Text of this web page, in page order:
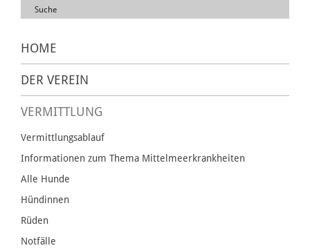
HOME
DER VEREIN
VERMITTLUNG
Vermittlungsablauf
Informationen zum Thema Mittelmeerkrankheiten
Alle Hunde
Hündinnen
Rüden
Notfälle